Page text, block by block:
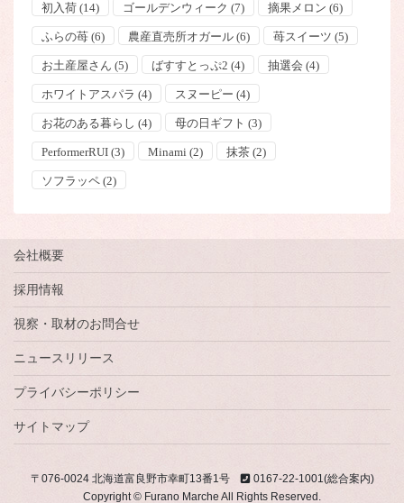
初入荷(14) ゴールデンウィーク (7) 摘果メロン (6)
ふらの苺(6) 農産直売所オガール(6) 苺スイーツ (5)
お土産屋さん (5) ばすすとっぷ2 (4) 抽選会 (4)
ホワイトアスパラ (4) スヌーピー (4)
お花のある暮らし (4) 母の日ギフト (3)
PerformerRUI(3) Minami (2) 抹茶(2)
ソフラッペ(2)
会社概要
採用情報
視察・取材のお問合せ
ニュースリリース
プライバシーポリシー
サイトマップ
〒076-0024 北海道富良野市幸町13番1号
0167-22-1001(総合案内)
Copyright © Furano Marche All Rights Reserved.